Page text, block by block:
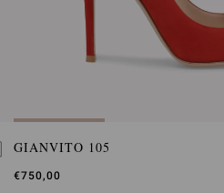
GIANVITO 105
€750,00